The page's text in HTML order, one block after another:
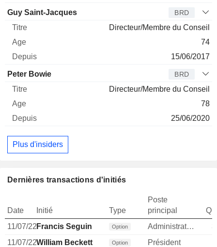
Guy Saint-Jacques BRD
Directeur/Membre du Conseil
74
15/06/2017
Peter Bowie BRD
Directeur/Membre du Conseil
78
25/06/2020
Plus d'insiders
Dernières transactions d'initiés
Date Initié Type
Poste
principal
11/07/22Francis Seguin Option Administrateur
11/07/22William Beckett Option Président